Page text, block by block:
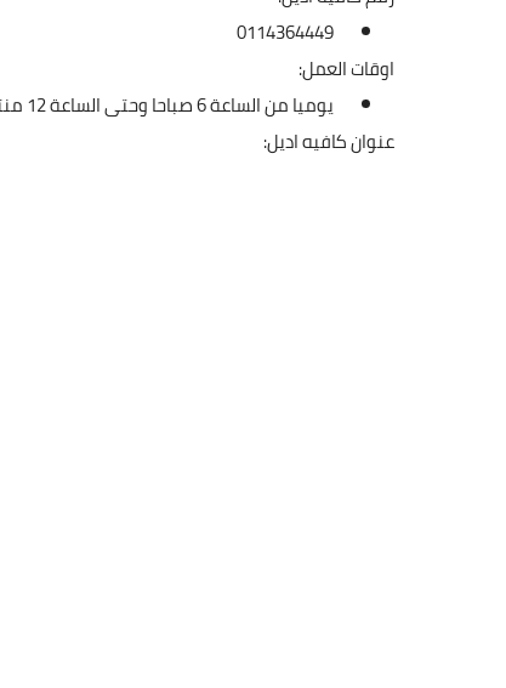
0114364449
اوقات العمل:
يوميا من الساعة 6 صباحا وحتى الساعة 12 منتصف الليل
عنوان كافيه اديل: